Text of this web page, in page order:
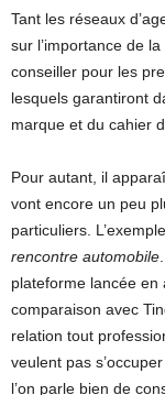
Tant les réseaux
sur l’importance de
conseiller pour les
lesquels garantiront
marque et du cahier
Pour autant, il
vont encore un peu
particuliers.
rencontre automobile
plateforme lancée en
comparaison avec
relation tout
veulent pas
l’on parle bien de